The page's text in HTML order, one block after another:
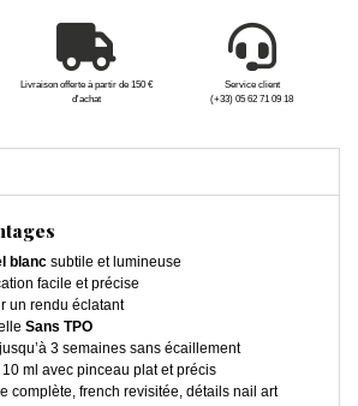
Livraison offerte à partir de 150 €
d'achat
Service client
(+33) 05 62 71 09 18
blanc subtile et lumineuse
facile et précise
un rendu éclatant
Sans TPO
3 semaines sans écaillement
ml avec pinceau plat et précis
complète, french revisitée, détails nail art